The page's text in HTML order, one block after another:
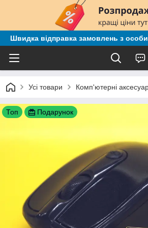
Швидка відправка замовлень з
Усі товари Комп'ютерні
Топ Подарунок